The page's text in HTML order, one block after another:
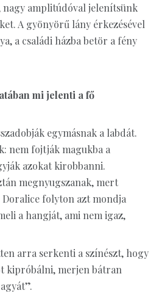
nagy amplitúdóval jelenítsünk
A gyönyörű lány érkezésével
a családi házba betör a fény
mi jelenti a fő
egymásnak a labdát.
nem fojtják magukba a
azokat kirobbanni.
megnyugszanak, mert
folyton azt mondja
a hangját, ami nem igaz,
arra serkenti a színészt, hogy
kipróbálni, merjen bátran